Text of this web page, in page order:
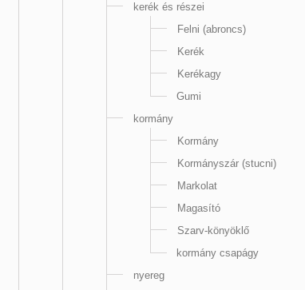
kerék és részei
Felni (abroncs)
Kerék
Kerékagy
Gumi
kormány
Kormány
Kormányszár (stucni)
Markolat
Magasító
Szarv-könyöklő
kormány csapágy
nyereg